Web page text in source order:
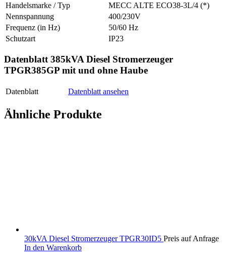
Handelsmarke / Typ
MECC ALTE ECO38-3L/4 (*)
Nennspannung
400/230V
Frequenz (in Hz)
50/60 Hz
Schutzart
IP23
Datenblatt 385kVA Diesel Stromerzeuger
TPGR385GP mit und ohne Haube
Datenblatt Datenblatt ansehen
Ähnliche Produkte
30kVA Diesel Stromerzeuger TPGR30ID5 Preis auf Anfrage
In den Warenkorb